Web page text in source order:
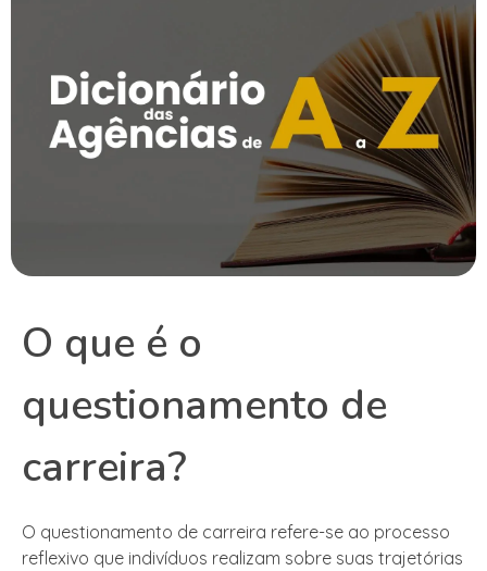
O que é o
questionamento de
carreira?
O questionamento de carreira refere-se ao processo
reflexivo que indivíduos realizam sobre suas trajetórias